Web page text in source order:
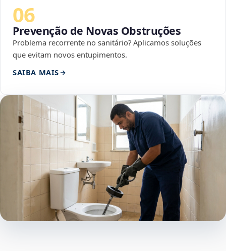
06
Prevenção de Novas Obstruções
Problema recorrente no sanitário? Aplicamos soluções
que evitam novos entupimentos.
SAIBA MAIS